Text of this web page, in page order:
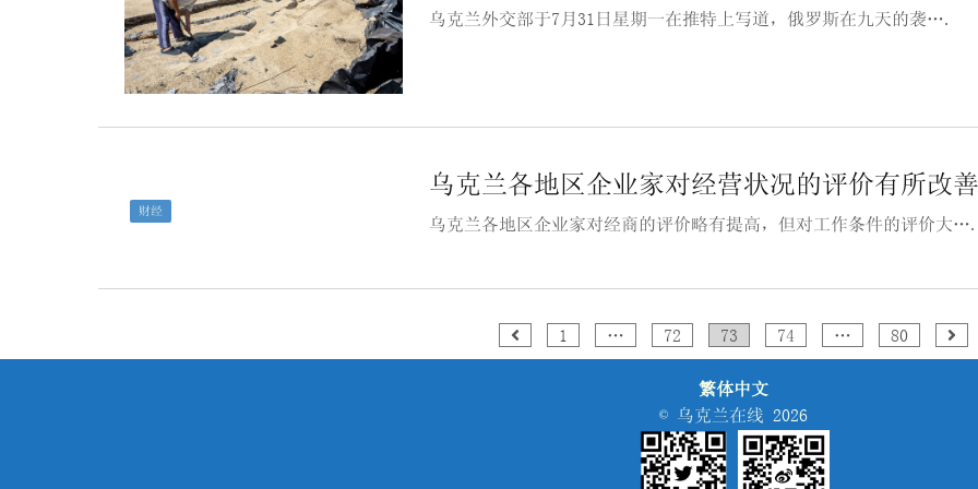
乌克兰外交部于7月31日星期一在推特上写道，俄罗斯在九天的袭….
财经
乌克兰各地区企业家对经营状况的评价有所改善
乌克兰各地区企业家对经商的评价略有提高，但对工作条件的评价大….
1 … 72 73 74 … 80
繁体中文
© 乌克兰在线 2026